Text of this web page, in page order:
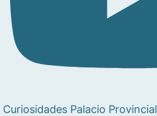
Curiosidades Palacio Provincial